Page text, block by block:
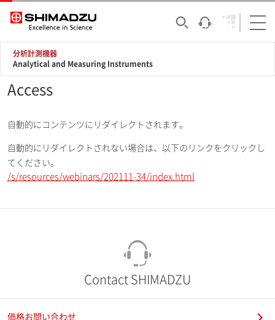
分析計測機器
Analytical and Measuring Instruments
Access
自動的にコンテンツにリダイレクトされます。
自動的にリダイレクトされない場合は、以下のリンクをクリックし
てください。
/s/resources/webinars/202111-34/index.html
Contact SHIMADZU
価格お問い合わせ